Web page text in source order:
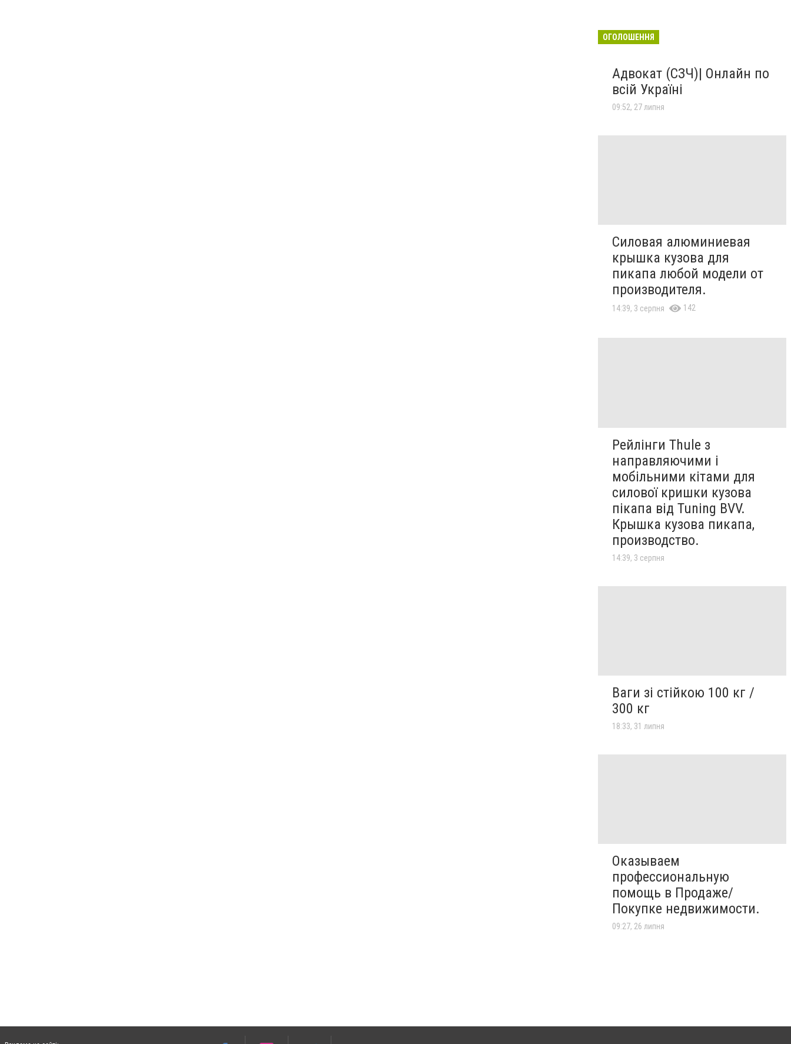
ОГОЛОШЕННЯ
Адвокат (СЗЧ)| Онлайн по
всій Україні
09:52, 27 липня
Силовая алюминиевая
крышка кузова для
пикапа любой модели от
производителя.
14:39, 3 серпня 142
Рейлінги Thule з
направляючими і
мобільними кітами для
силової кришки кузова
пікапа від Tuning BVV.
Крышка кузова пикапа,
производство.
14:39, 3 серпня
Ваги зі стійкою 100 кг /
300 кг
18:33, 31 липня
Оказываем
профессиональную
помощь в Продаже/
Покупке недвижимости.
09:27, 26 липня